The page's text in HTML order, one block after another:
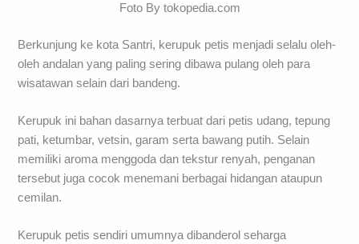
Foto By tokopedia.com
Berkunjung ke kota Santri, kerupuk petis menjadi selalu oleh-
oleh andalan yang paling sering dibawa pulang oleh para
wisatawan selain dari bandeng.
Kerupuk ini bahan dasarnya terbuat dari petis udang, tepung
pati, ketumbar, vetsin, garam serta bawang putih. Selain
memiliki aroma menggoda dan tekstur renyah, penganan
tersebut juga cocok menemani berbagai hidangan ataupun
cemilan.
Kerupuk petis sendiri umumnya dibanderol seharga